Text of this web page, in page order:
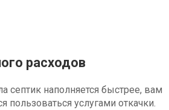
расходов
септик наполняется быстрее, вам
пользоваться услугами откачки.